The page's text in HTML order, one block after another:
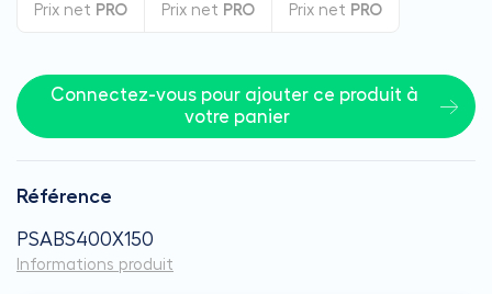
Prix net PRO Prix net PRO Prix net PRO
Connectez-vous pour ajouter ce produit à
votre panier
Référence
PSABS400X150
Informations produit